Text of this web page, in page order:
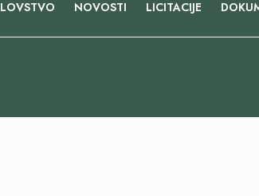
LOVSTVO NOVOSTI LICITACIJE